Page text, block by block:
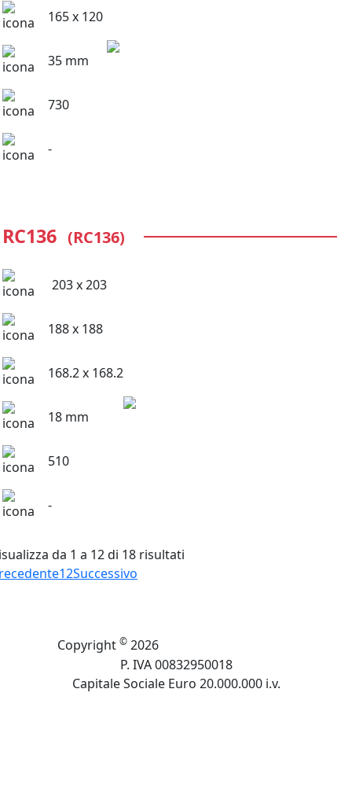
165 x 120
35 mm
730
-
RC136 (RC136)
203 x 203
188 x 188
168.2 x 168.2
18 mm
510
-
da 1 a 12 di 18 risultati
12Successivo
Copyright ©2026
P. IVA 00832950018
Capitale Sociale Euro 20.000.000 i.v.